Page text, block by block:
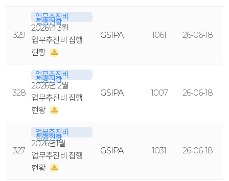
329
업무추진비
집행현황
2026년 3월
업무추진비 집행
현황
GSIPA 1061 26-06-18
328
업무추진비
집행현황
2026년 2월
업무추진비 집행
현황
GSIPA 1007 26-06-18
327
업무추진비
집행현황
2026년1월
업무추진비 집행
현황
GSIPA 1031 26-06-18